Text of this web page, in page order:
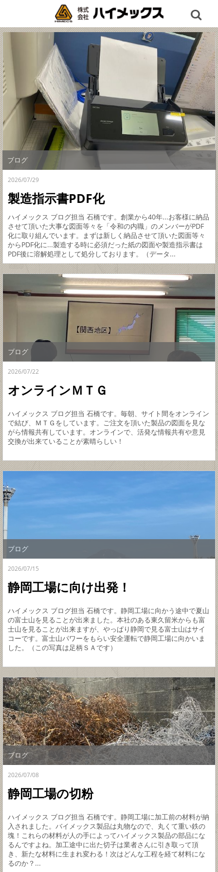
ブログ
2026/07/29
製造指示書PDF化
ハイメックス ブログ担当 石橋です。創業から40年...お客様に納品
させて頂いた大事な図面等々を「令和の内職」のメンバーがPDF
化に取り組んでいます。まずは新しく納品させて頂いた図面等々
からPDF化に...製造する時に必須だった紙の図面や製造指示書は
PDF後に溶解処理として処分しております。（データ...
ブログ
2026/07/22
オンラインＭＴＧ
ハイメックス ブログ担当 石橋です。毎朝、サイト間をオンライン
で結び、ＭＴＧをしています。ご注文を頂いた製品の図面を見な
がら情報共有しています。オンラインで、活発な情報共有や意見
交換が出来ていることが素晴らしい！
ブログ
2026/07/15
静岡工場に向け出発！
ハイメックス ブログ担当 石橋です。静岡工場に向かう途中で夏山
の富士山を見ることが出来ました。本社のある東久留米からも富
士山を見ることが出来ますが、やっぱり静岡で見る富士山はサイ
コーです。富士山パワーをもらい安全運転で静岡工場に向かいま
した。（この写真は足柄ＳＡです）
ブログ
2026/07/08
静岡工場の切粉
ハイメックス ブログ担当 石橋です。静岡工場に加工前の材料が納
入されました。バイメックス製品は丸物なので、丸くて重い鉄の
塊！これらの材料が人の手によってハイメックス製品の部品にな
るんですよね。加工途中に出た切子は業者さんに引き取って頂
き、新たな材料に生まれ変わる！次はどんな工程を経て材料にな
るのか？...